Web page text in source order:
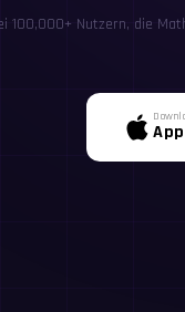
100,000+ Nutzern, die